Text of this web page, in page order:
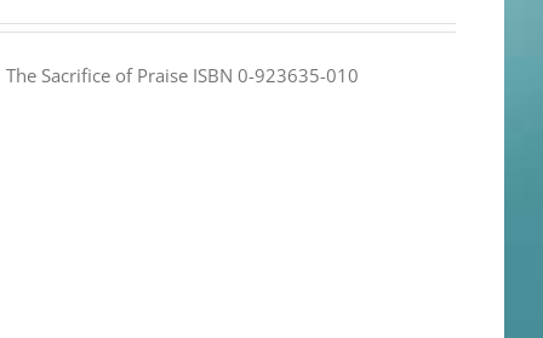
Sacrifice of Praise ISBN 0-923635-010